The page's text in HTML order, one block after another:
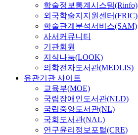
학술정보통계시스템(Rinfo)
외국학술지지원센터(FRIC)
학술관계분석서비스(SAM)
사서커뮤니티
기관회원
지식나눔(LOOK)
의학전자도서관(MEDLIS)
유관기관 사이트
교육부(MOE)
국립장애인도서관(NLD)
국립중앙도서관(NL)
국회도서관(NAL)
연구윤리정보포털(CRE)